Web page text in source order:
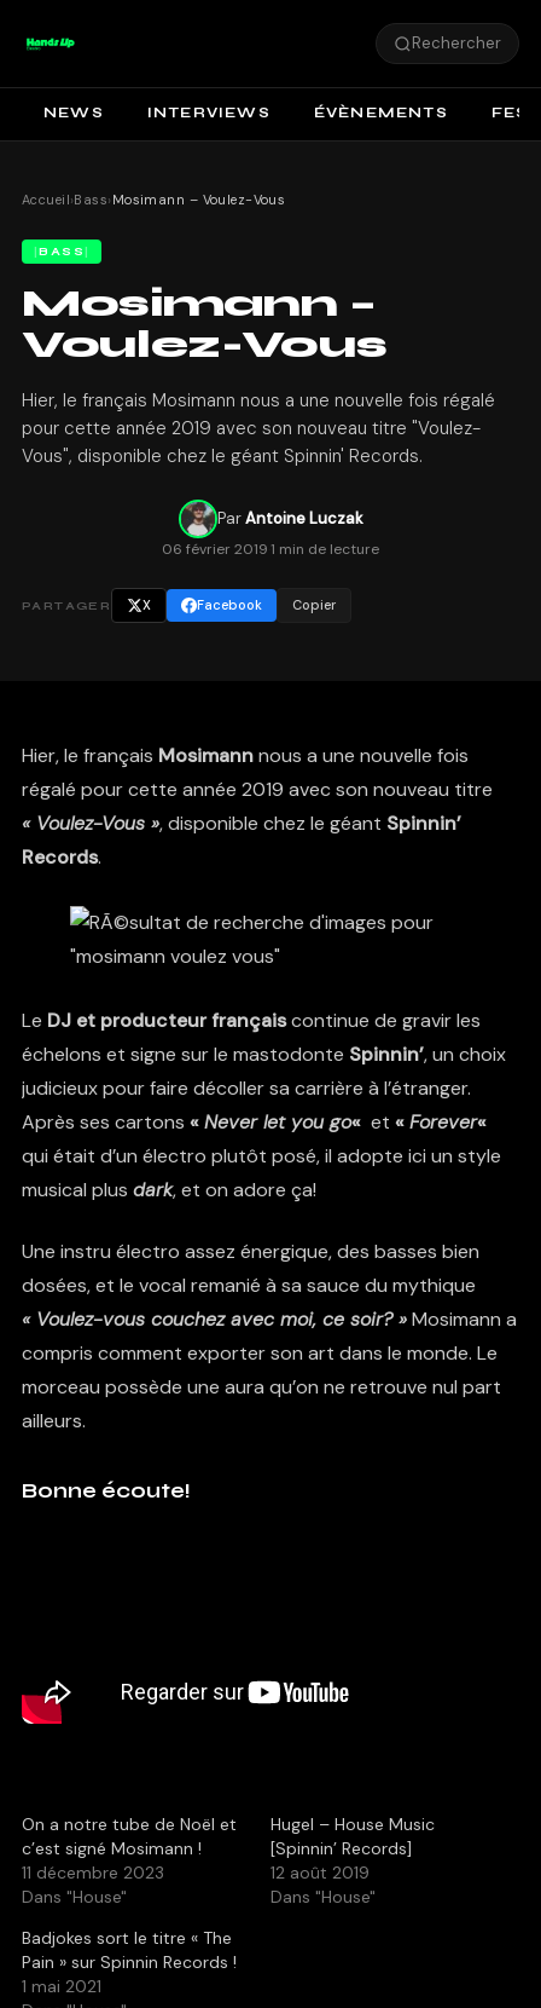
Rechercher
NEWS INTERVIEWS ÉVÈNEMENTS
Accueil›Bass› Mosimann – Voulez-Vous
BASS
Mosimann –
Voulez-Vous
Hier, le français Mosimann nous a une nouvelle fois régalé
pour cette année 2019 avec son nouveau titre "Voulez-
Vous", disponible chez le géant Spinnin' Records.
ParAntoine Luczak
06 février 20191 min de lecture
PARTAGER X Facebook Copier
Hier, le français Mosimannnous a une nouvelle fois
régalé pour cette année 2019 avec son nouveau titre
« Voulez-Vous », disponible chez le géant Spinnin’
Records.
Le DJ et producteur françaiscontinue de gravir les
échelons et signe sur le mastodonte Spinnin’, un choix
judicieux pour faire décoller sa carrière à l’étranger.
Après ses cartons «Never let you go« et «Forever«
qui était d’un électro plutôt posé, il adopte ici un style
musical plus dark, et on adore ça!
Une instru électro assez énergique, des basses bien
dosées, et le vocal remanié à sa sauce du mythique
« Voulez-vous couchez avec moi, ce soir? »Mosimann a
compris comment exporter son art dans le monde. Le
morceau possède une aura qu’on ne retrouve nul part
ailleurs.
Bonne écoute!
On a notre tube de Noël et
c’est signé Mosimann !
11 décembre 2023
Dans "House"
Hugel – House Music
[Spinnin’ Records]
12 août 2019
Dans "House"
Badjokes sort le titre « The
Pain » sur Spinnin Records !
1 mai 2021